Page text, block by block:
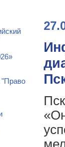
"Право